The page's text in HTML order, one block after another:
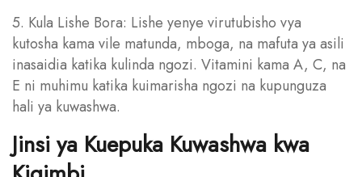
5. Kula Lishe Bora: Lishe yenye virutubisho vya
kutosha kama vile matunda, mboga, na mafuta ya asili
inasaidia katika kulinda ngozi. Vitamini kama A, C, na
E ni muhimu katika kuimarisha ngozi na kupunguza
hali ya kuwashwa.
Jinsi ya Kuepuka Kuwashwa kwa